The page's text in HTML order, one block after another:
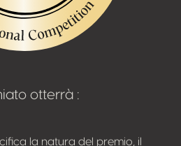
otterrà :
la natura del premio, il